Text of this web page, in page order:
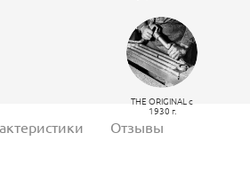
THE ORIGINAL c
1930 г.
Отзывы